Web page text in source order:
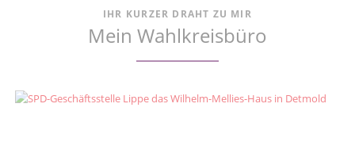
IHR KURZER DRAHT ZU MIR
Mein Wahlkreisbüro